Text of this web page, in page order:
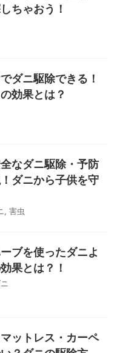
ちゃおう！
ダニ駆除できる！
効果とは？
なダニ駆除・予防
ダニから子供を守
, 害虫
ブを使ったダニよ
果とは？！
ットレス・カーペ